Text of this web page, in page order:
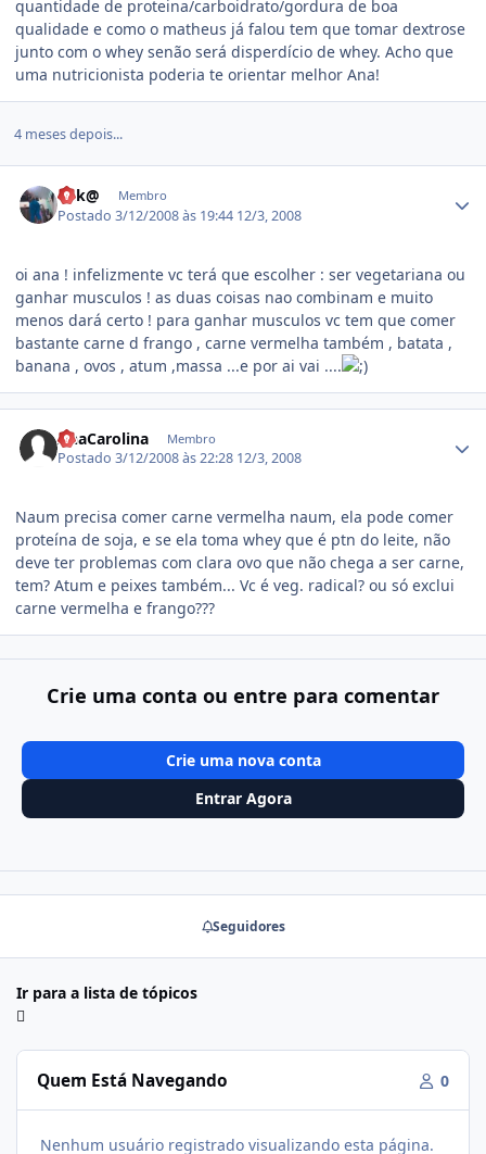
quantidade de proteina/carboidrato/gordura de boa
qualidade e como o matheus já falou tem que tomar dextrose
junto com o whey senão será disperdício de whey. Acho que
uma nutricionista poderia te orientar melhor Ana!
4 meses depois...
kek@ Membro
Postado3/12/2008 às 19:44 12/3, 2008
oi ana ! infelizmente vc terá que escolher : ser vegetariana ou
ganhar musculos ! as duas coisas nao combinam e muito
menos dará certo ! para ganhar musculos vc tem que comer
bastante carne d frango , carne vermelha também , batata ,
banana , ovos , atum ,massa ...e por ai vai ....
AnaCarolina Membro
Postado3/12/2008 às 22:28 12/3, 2008
Naum precisa comer carne vermelha naum, ela pode comer
proteína de soja, e se ela toma whey que é ptn do leite, não
deve ter problemas com clara ovo que não chega a ser carne,
tem? Atum e peixes também... Vc é veg. radical? ou só exclui
carne vermelha e frango???
Crie uma conta ou entre para comentar
Crie uma nova conta
Entrar Agora
Seguidores
Ir para a lista de tópicos
Quem Está Navegando 0
Nenhum usuário registrado visualizando esta página.